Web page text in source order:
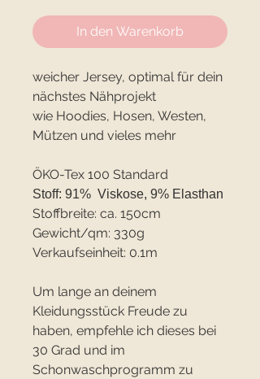
In den Warenkorb
weicher Jersey, optimal für dein
nächstes Nähprojekt
wie Hoodies, Hosen, Westen,
Mützen und vieles mehr
ÖKO-Tex 100 Standard
Stoff: 91% Viskose, 9% Elasthan
Stoffbreite: ca. 150cm
Gewicht/qm: 330g
Verkaufseinheit: 0.1m
Um lange an deinem
Kleidungsstück Freude zu
haben, empfehle ich dieses bei
30 Grad und im
Schonwaschprogramm zu